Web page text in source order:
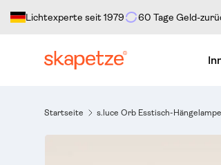
Direkt zum Inhalt
Lichtexperte seit 1979 60 Tage Geld-
Startseite s.luce Orb Esstisch-